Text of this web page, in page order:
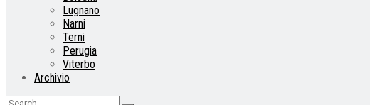
Lugnano
Narni
Terni
Perugia
Viterbo
Archivio